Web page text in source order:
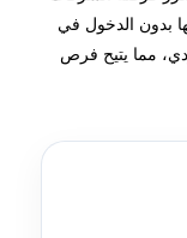
بدون الدخول في
مما يتيح فرص